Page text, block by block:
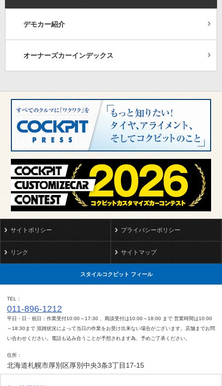
デモカー紹介
オーナーズカーインデックス
サイトポリシー プライバシーポリシー
リンク サイトマップ
スタイルコクピット フィール
TEL
011-896-1212
平日・日・祝日：作業受付10:00～17:30 、商談受付は10:00～18:00 まで 営業時間は10:00
～18:30まで 混雑状況によって当日の作業をお受け出来ない場合がございます。店舗までお問
い合わせください。電話も込み合うことが予想されます為、予めご了承ください。
住所
北海道札幌市厚別区厚別中央3条3丁目17-15